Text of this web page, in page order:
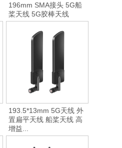
196mm SMA接头 5G船
桨天线 5G胶棒天线
193.5*13mm 5G天线 外
置扁平天线 船桨天线 高
增益...